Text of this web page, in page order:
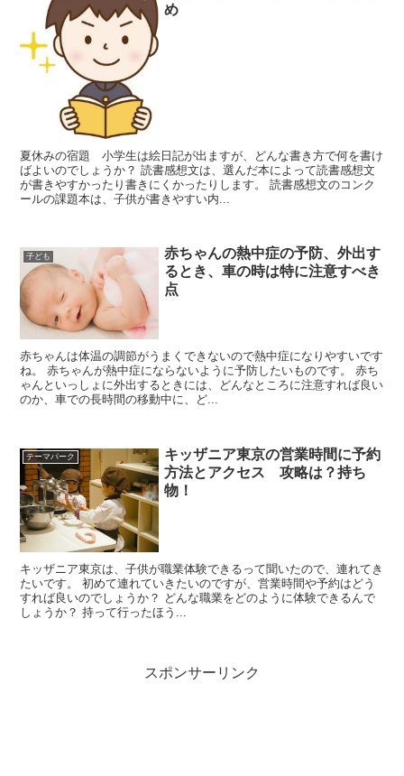
め
夏休みの宿題 小学生は絵日記が出ますが、どんな書き方で何を書け
ばよいのでしょうか？ 読書感想文は、選んだ本によって読書感想文
が書きやすかったり書きにくかったりします。 読書感想文のコンク
ールの課題本は、子供が書きやすい内...
子ども
赤ちゃんの熱中症の予防、外出す
るとき、車の時は特に注意すべき
点
赤ちゃんは体温の調節がうまくできないので熱中症になりやすいです
ね。 赤ちゃんが熱中症にならないように予防したいものです。 赤ち
ゃんといっしょに外出するときには、どんなところに注意すれば良い
のか、車での長時間の移動中に、ど...
テーマパーク
キッザニア東京の営業時間に予約
方法とアクセス 攻略は？持ち
物！
キッザニア東京は、子供が職業体験できるって聞いたので、連れてき
たいです。 初めて連れていきたいのですが、営業時間や予約はどう
すれば良いのでしょうか？ どんな職業をどのように体験できるんで
しょうか？ 持って行ったほう...
スポンサーリンク